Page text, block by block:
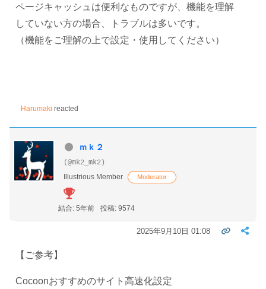
ページキャッシュは便利なものですが、機能を理解
していない方の場合、トラブルは多いです。
（機能をご理解の上で設定・使用してください）
Harumaki reacted
ｍｋ２
(@mk2_mk2)
Illustrious Member
Moderator
結合: 5年前 投稿: 9574
2025年9月10日 01:08
【ご参考】
Cocoonおすすめのサイト高速化設定